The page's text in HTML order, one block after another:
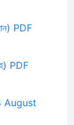
PDF
PDF
August